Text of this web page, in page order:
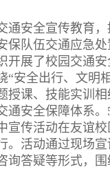
通安全宣传教育
保队伍交通应急
开展了校园交通
“安全出行、文明
授课、技能实训相
通安全保障体系。
宣传活动在友谊校
。活动通过现场
询答疑等形式，